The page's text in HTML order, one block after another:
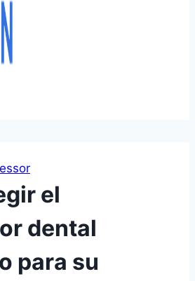
el
dental
para su